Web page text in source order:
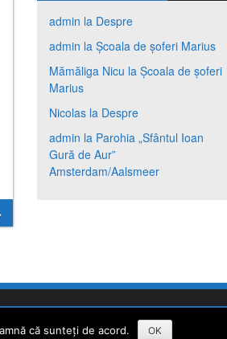
admin la Despre
admin la Școala de șoferi Marius
Mămăliga Nicu la Școala de șoferi
Marius
Nicolasla Despre
admin la Parohia „Sfântul Ioan
Gură de Aur”
Amsterdam/Aalsmeer
că sunteți de acord. OK